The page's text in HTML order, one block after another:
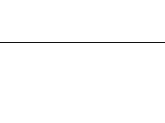
Sobre